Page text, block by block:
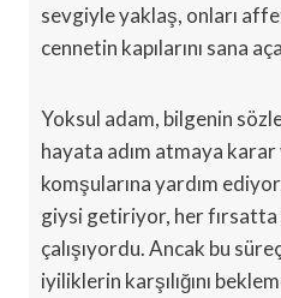
sevgiyle yaklaş, onları
cennetin kapılarını sana
Yoksul adam, bilgenin
hayata adım atmaya
komşularına yardım
giysi getiriyor, her
çalışıyordu. Ancak bu
iyiliklerin karşılığını